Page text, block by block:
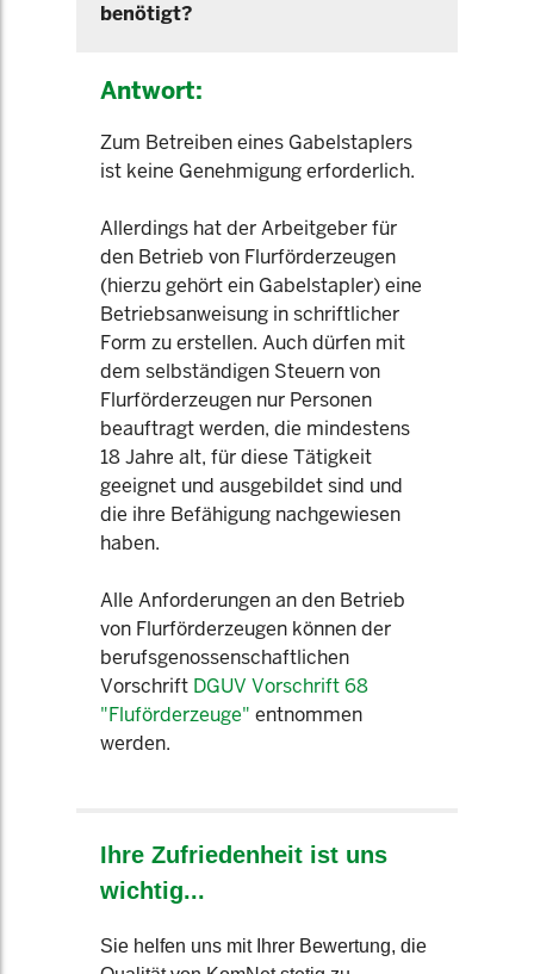
benötigt?
Antwort:
Zum Betreiben eines Gabelstaplers
ist keine Genehmigung erforderlich.
Allerdings hat der Arbeitgeber für
den Betrieb von Flurförderzeugen
(hierzu gehört ein Gabelstapler) eine
Betriebsanweisung in schriftlicher
Form zu erstellen. Auch dürfen mit
dem selbständigen Steuern von
Flurförderzeugen nur Personen
beauftragt werden, die mindestens
18 Jahre alt, für diese Tätigkeit
geeignet und ausgebildet sind und
die ihre Befähigung nachgewiesen
haben.
Alle Anforderungen an den Betrieb
von Flurförderzeugen können der
berufsgenossenschaftlichen
Vorschrift DGUV Vorschrift 68
"Fluförderzeuge" entnommen
werden.